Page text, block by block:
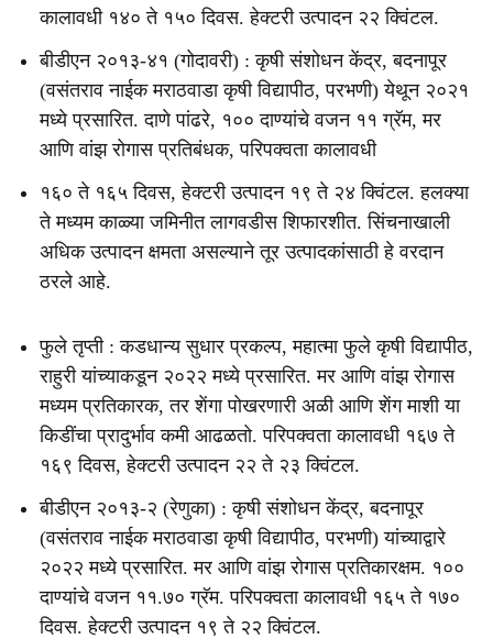
कालावधी १४० ते १५० दिवस. हेक्टरी उत्पादन २२ क्विंटल.
बीडीएन २०१३-४१ (गोदावरी) : कृषी संशोधन केंद्र, बदनापूर
(वसंतराव नाईक मराठवाडा कृषी विद्यापीठ, परभणी) येथून २०२१
मध्ये प्रसारित. दाणे पांढरे, १०० दाण्यांचे वजन ११ ग्रॅम, मर
आणि वांझ रोगास प्रतिबंधक, परिपक्वता कालावधी
१६० ते १६५ दिवस, हेक्टरी उत्पादन १९ ते २४ क्विंटल. हलक्या
ते मध्यम काळ्या जमिनीत लागवडीस शिफारशीत. सिंचनाखाली
अधिक उत्पादन क्षमता असल्याने तूर उत्पादकांसाठी हे वरदान
ठरले आहे.
फुले तृप्ती : कडधान्य सुधार प्रकल्प, महात्मा फुले कृषी विद्यापीठ,
राहुरी यांच्याकडून २०२२ मध्ये प्रसारित. मर आणि वांझ रोगास
मध्यम प्रतिकारक, तर शेंगा पोखरणारी अळी आणि शेंग माशी या
किडींचा प्रादुर्भाव कमी आढळतो. परिपक्वता कालावधी १६७ ते
१६९ दिवस, हेक्टरी उत्पादन २२ ते २३ क्विंटल.
बीडीएन २०१३-२ (रेणुका) : कृषी संशोधन केंद्र, बदनापूर
(वसंतराव नाईक मराठवाडा कृषी विद्यापीठ, परभणी) यांच्याद्वारे
२०२२ मध्ये प्रसारित. मर आणि वांझ रोगास प्रतिकारक्षम. १००
दाण्यांचे वजन ११.७० ग्रॅम. परिपक्वता कालावधी १६५ ते १७०
दिवस. हेक्टरी उत्पादन १९ ते २२ क्विंटल.